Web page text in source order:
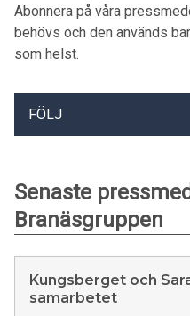
Abonnera på våra
behövs och den används
som helst.
FÖLJ
Senaste
Branäsgruppen
Kungsberget och
samarbetet